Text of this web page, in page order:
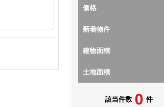
価格
新着物件
建物面積
土地面積
該当件数 0 件